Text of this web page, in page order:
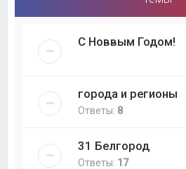
С Новвым Годом!
города и регионы
Ответы: 8
31 Белгород
Ответы: 17